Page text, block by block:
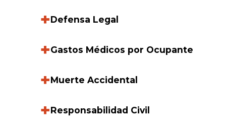
+Defensa Legal
+Gastos Médicos por Ocupante
+Muerte Accidental
+Responsabilidad Civil